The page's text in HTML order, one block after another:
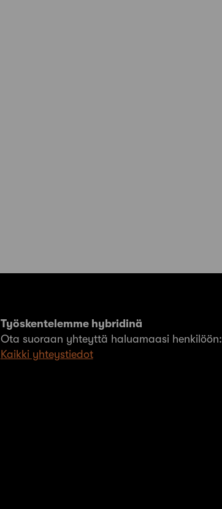
Työskentelemme hybridinä
Ota suoraan yhteyttä haluamaasi henkilöön:
Kaikki yhteystiedot